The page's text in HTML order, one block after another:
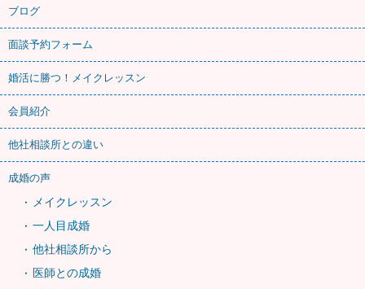
ブログ
面談予約フォーム
婚活に勝つ！メイクレッスン
会員紹介
他社相談所との違い
成婚の声
メイクレッスン
一人目成婚
他社相談所から
医師との成婚